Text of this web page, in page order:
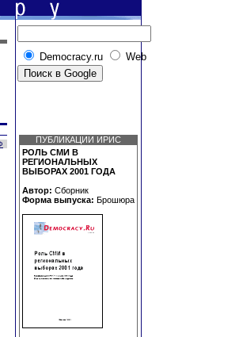
Democracy.ru Web
ПУБЛИКАЦИИ ИРИС
РОЛЬ СМИ В
РЕГИОНАЛЬНЫХ
ВЫБОРАХ 2001 ГОДА
Автор: Сборник
Форма выпуска: Брошюра